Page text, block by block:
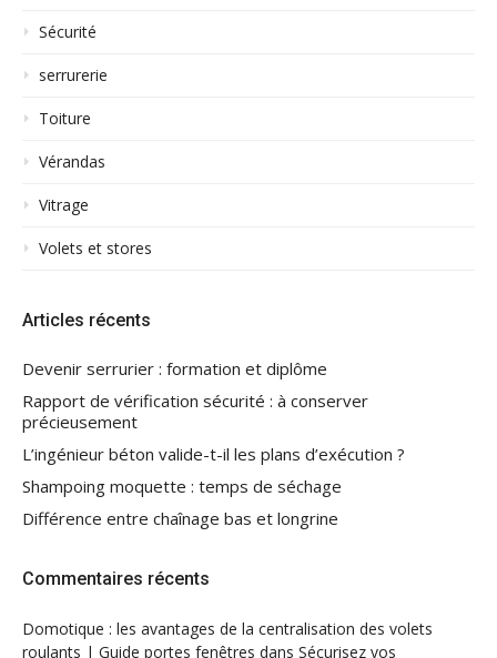
Sécurité
serrurerie
Toiture
Vérandas
Vitrage
Volets et stores
Articles récents
Devenir serrurier : formation et diplôme
Rapport de vérification sécurité : à conserver
précieusement
L’ingénieur béton valide-t-il les plans d’exécution ?
Shampoing moquette : temps de séchage
Différence entre chaînage bas et longrine
Commentaires récents
Domotique : les avantages de la centralisation des volets
roulants | Guide portes fenêtres dans Sécurisez vos